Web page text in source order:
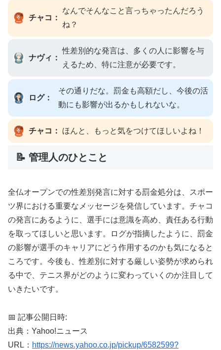
チャコ：
なんでそんなこと言っちゃったんだろう
ね？
ナヴィ：
性差別的な発言は、多くの人に影響を与
えるため、特に注意が必要です。
ログ：
その通りだな。罰金も高額だし、今後の活
動にも影響が出るかもしれないな。
チャコ： ほんと、もっと気をつけてほしいよね！
📝 管理人のひとこと
全仏オープンでの性差別発言に対する罰金処分は、スポー
ツ界における重要なメッセージを発信しています。チャコ
の発言にあるように、選手には意識を高め、責任ある行動
を取ってほしいと思います。ログが指摘したように、罰金
の影響が選手のキャリアにどう作用するのかも気になると
ころです。今後も、性差別に対する厳しい姿勢が求められ
る中で、テニス界がどのように変わっていくのか注目して
いきたいです。
📅 記事公開日時:
出典：Yahoo!ニュース
URL： https://news.yahoo.co.jp/pickup/6582599?